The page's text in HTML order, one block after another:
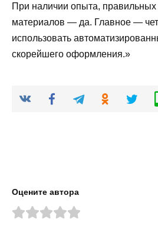
При наличии опыта,
материалов — да. Главное —
использовать
скорейшего оформления.»
Оцените автора